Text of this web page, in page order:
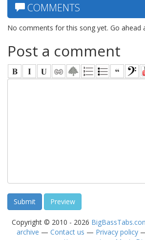
COMMENTS
No comments for this song yet. Go ahead
Post a comment
Copyright © 2010 - 2026
archive — Contact us — Privacy policy